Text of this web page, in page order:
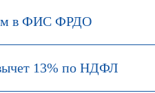
в ФИС ФРДО
13% по НДФЛ